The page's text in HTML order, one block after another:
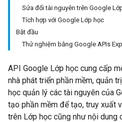
Sửa đổi tài nguyên trên Google
Tích hợp với Google Lớp học
Bắt đầu
Thử nghiệm bằng Google APIs
API Google Lớp học cung cấp
nhà phát triển phần mềm, quản
học quản lý các tài nguyên của
tạo phần mềm để tạo, truy xuất
trên Lớp học cũng như nội dung